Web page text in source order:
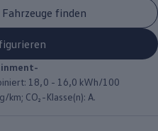
finden
18,0 - 16,0 kWh/100
km; CO₂-Klasse(n): A.